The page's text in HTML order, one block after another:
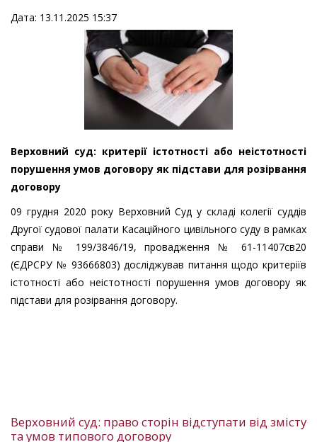
Дата: 13.11.2025 15:37
Верховний суд: критерії істотності або неістотності
порушення умов договору як підстави для розірвання
договору
09 грудня 2020 року Верховний Суд у складі колегії суддів
Другої судової палати Касаційного цивільного суду в рамках
справи № 199/3846/19, провадження № 61-11407св20
(ЄДРСРУ № 93666803) досліджував питання щодо критеріїв
істотності або неістотності порушення умов договору як
підстави для розірвання договору.
Верховний суд: право сторін відступати від змісту
та умов типового договору